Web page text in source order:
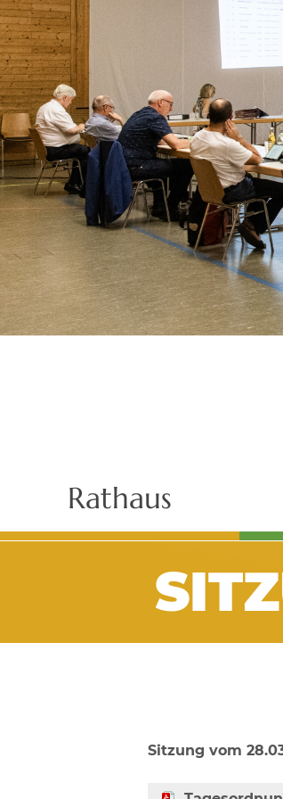
Rathaus
Sitzung vom